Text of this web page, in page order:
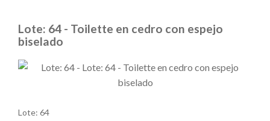
Lote: 64 - Toilette en cedro con espejo
biselado
Lote: 64